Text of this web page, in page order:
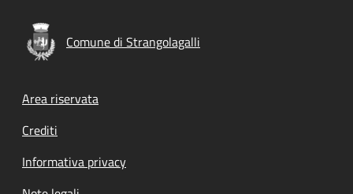
Comune di Strangolagalli
Footer menu
Area riservata
Crediti
Informativa privacy